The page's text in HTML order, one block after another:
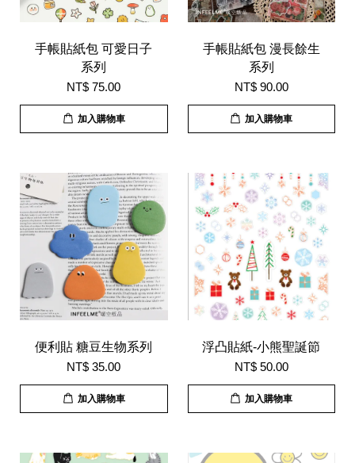
手帳貼紙包 可愛日子
系列
NT$ 75.00
加入購物車
手帳貼紙包 漫長餘生
系列
NT$ 90.00
加入購物車
便利貼 糖豆生物系列
NT$ 35.00
加入購物車
浮凸貼紙-小熊聖誕節
NT$ 50.00
加入購物車